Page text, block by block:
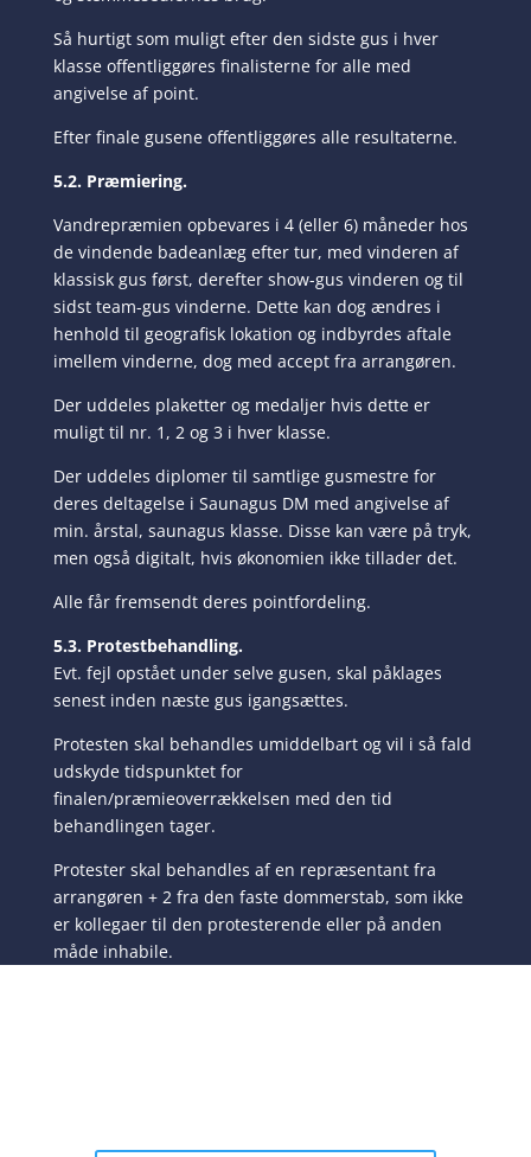
Så hurtigt som muligt efter den sidste gus i hver
klasse offentliggøres finalisterne for alle med
angivelse af point.
Efter finale gusene offentliggøres alle resultaterne.
5.2. Præmiering.
Vandrepræmien opbevares i 4 (eller 6) måneder hos
de vindende badeanlæg efter tur, med vinderen af
klassisk gus først, derefter show-gus vinderen og til
sidst team-gus vinderne. Dette kan dog ændres i
henhold til geografisk lokation og indbyrdes aftale
imellem vinderne, dog med accept fra arrangøren.
Der uddeles plaketter og medaljer hvis dette er
muligt til nr. 1, 2 og 3 i hver klasse.
Der uddeles diplomer til samtlige gusmestre for
deres deltagelse i Saunagus DM med angivelse af
min. årstal, saunagus klasse. Disse kan være på tryk,
men også digitalt, hvis økonomien ikke tillader det.
Alle får fremsendt deres pointfordeling.
5.3. Protestbehandling.
Evt. fejl opstået under selve gusen, skal påklages
senest inden næste gus igangsættes.
Protesten skal behandles umiddelbart og vil i så fald
udskyde tidspunktet for
finalen/præmieoverrækkelsen med den tid
behandlingen tager.
Protester skal behandles af en repræsentant fra
arrangøren + 2 fra den faste dommerstab, som ikke
er kollegaer til den protesterende eller på anden
måde inhabile.